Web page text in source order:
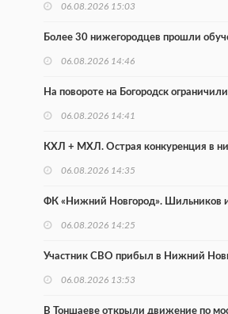
06.08.2026 15:03
Более 30 нижегородцев прошли
06.08.2026 14:46
На повороте на Богородск
06.08.2026 14:41
КХЛ + МХЛ. Острая конкуренция в
06.08.2026 14:35
ФК «Нижний Новгород». Шильников
06.08.2026 14:25
Участник СВО прибыл в Нижний
06.08.2026 13:53
В Тоншаеве открыли движение по